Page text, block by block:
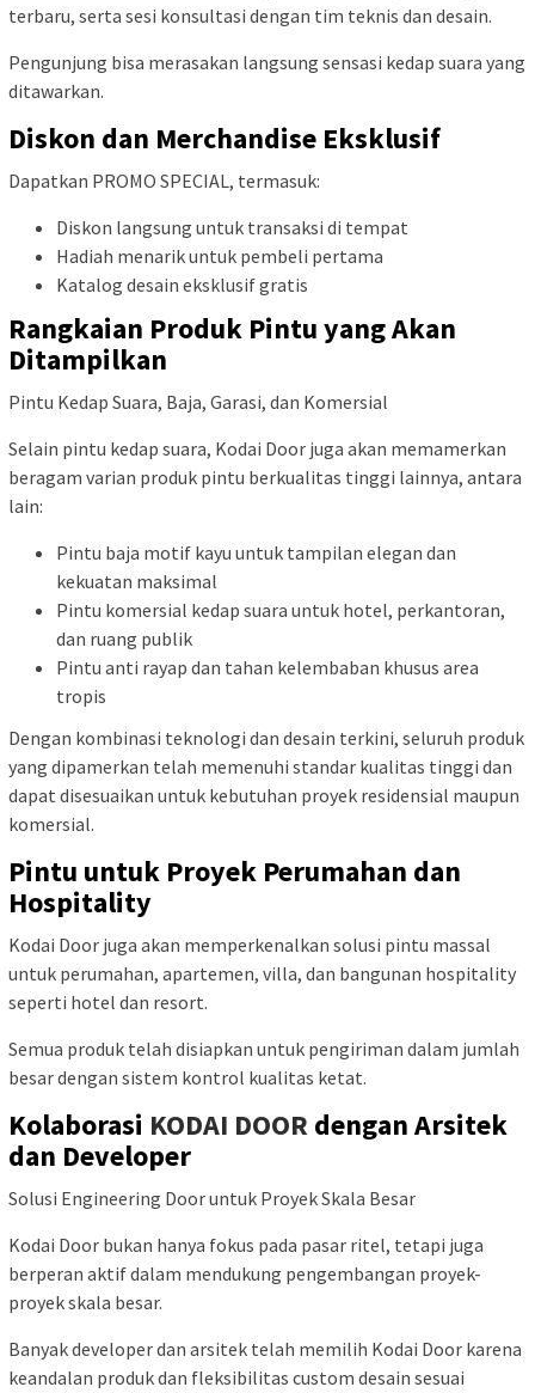
terbaru, serta sesi konsultasi dengan tim teknis dan desain.
Pengunjung bisa merasakan langsung sensasi kedap suara yang
ditawarkan.
Diskon dan Merchandise Eksklusif
Dapatkan PROMO SPECIAL, termasuk:
Diskon langsung untuk transaksi di tempat
Hadiah menarik untuk pembeli pertama
Katalog desain eksklusif gratis
Rangkaian Produk Pintu yang Akan
Ditampilkan
Pintu Kedap Suara, Baja, Garasi, dan Komersial
Selain pintu kedap suara, Kodai Door juga akan memamerkan
beragam varian produk pintu berkualitas tinggi lainnya, antara
lain:
Pintu baja motif kayu untuk tampilan elegan dan
kekuatan maksimal
Pintu komersial kedap suara untuk hotel, perkantoran,
dan ruang publik
Pintu anti rayap dan tahan kelembaban khusus area
tropis
Dengan kombinasi teknologi dan desain terkini, seluruh produk
yang dipamerkan telah memenuhi standar kualitas tinggi dan
dapat disesuaikan untuk kebutuhan proyek residensial maupun
komersial.
Pintu untuk Proyek Perumahan dan
Hospitality
Kodai Door juga akan memperkenalkan solusi pintu massal
untuk perumahan, apartemen, villa, dan bangunan hospitality
seperti hotel dan resort.
Semua produk telah disiapkan untuk pengiriman dalam jumlah
besar dengan sistem kontrol kualitas ketat.
Kolaborasi KODAI DOOR dengan Arsitek
dan Developer
Solusi Engineering Door untuk Proyek Skala Besar
Kodai Door bukan hanya fokus pada pasar ritel, tetapi juga
berperan aktif dalam mendukung pengembangan proyek-
proyek skala besar.
Banyak developer dan arsitek telah memilih Kodai Door karena
keandalan produk dan fleksibilitas custom desain sesuai